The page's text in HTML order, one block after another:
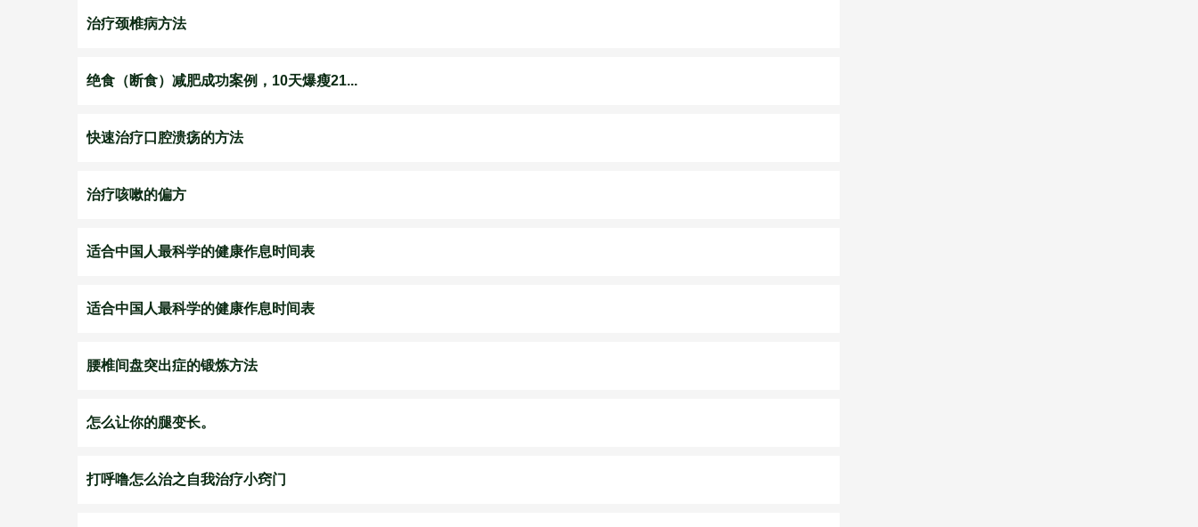
治疗颈椎病方法
绝食（断食）减肥成功案例，10天爆瘦21...
快速治疗口腔溃疡的方法
治疗咳嗽的偏方
适合中国人最科学的健康作息时间表
适合中国人最科学的健康作息时间表
腰椎间盘突出症的锻炼方法
怎么让你的腿变长。
打呼噜怎么治之自我治疗小窍门